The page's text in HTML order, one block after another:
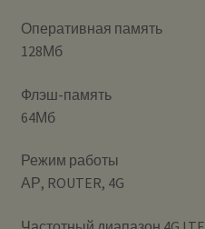
Оперативная память
128Мб
Флэш-память
64Мб
Режим работы
АР, ROUTER, 4G